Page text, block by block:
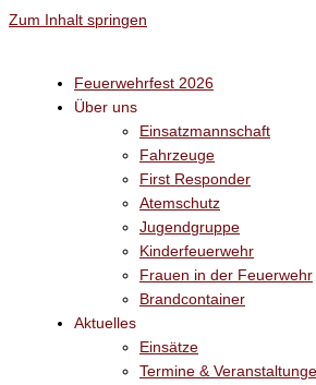
Zum Inhalt springen
Feuerwehrfest 2026
Über uns
Einsatzmannschaft
Fahrzeuge
First Responder
Atemschutz
Jugendgruppe
Kinderfeuerwehr
Frauen in der Feuerwehr
Brandcontainer
Aktuelles
Einsätze
Termine &